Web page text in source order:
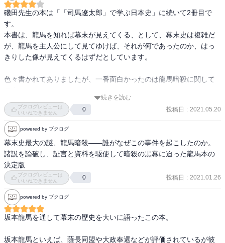
磯田先生の本は「「司馬遼太郎」で学ぶ日本史」に続いて2冊目で
す。
本書は、龍馬を知れば幕末が見えてくる、として、幕末史は複雑だ
が、龍馬を主人公にして見てゆけば、それが何であったのか、はっ
きりした像が見えてくるはずだとしています。
色々書かれてありましたが、一番面白かったのは龍馬暗殺に関して
新選組黒幕説とか色々あるようですが、磯田先生が現存する史料か
ら虚心坦懐に調べれば下手人は見回組で、指示を出したのは会津藩
幹部だということです。
他に興味を惹かれたのは、紀州藩船明光丸と海援隊のいろは丸が衝
突して沈没した「いろは丸」事件で、龍馬が紀州藩との交渉に際し
鉄砲類も乗せていたと「はったり（嘘）」を言って巨額の賠償金を
ぶんどったことですね。
龍馬には褒められない一面もあったということです。
続きを読む
ブクログレビューは
いいねできません
0 投稿日 : 2021.05.20
powered by ブクログ
幕末史最大の謎、龍馬暗殺――誰がなぜこの事件を起こしたのか。
諸説を論破し、証言と資料を駆使して暗殺の黒幕に迫った龍馬本の
決定版
ブクログレビューは
いいねできません
0 投稿日 : 2021.01.26
powered by ブクログ
坂本龍馬を通して幕末の歴史を大いに語ったこの本。
坂本龍馬といえば、薩長同盟や大政奉還などが評価されているが彼